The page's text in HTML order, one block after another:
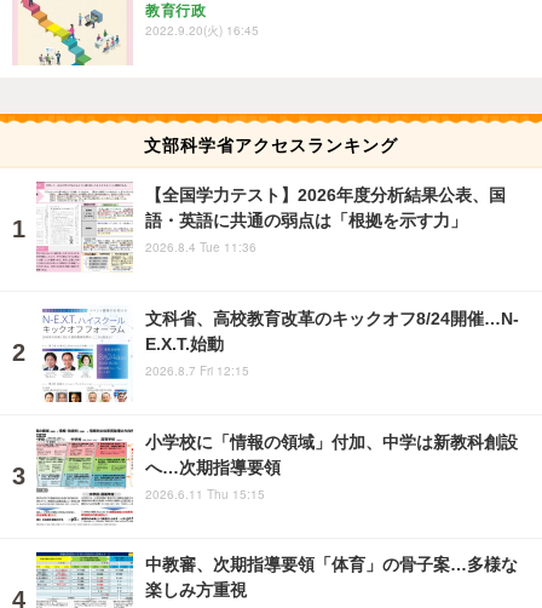
教育行政
2022.9.20(火) 16:45
文部科学省アクセスランキング
【全国学力テスト】2026年度分析結果公表、国
語・英語に共通の弱点は「根拠を示す力」
2026.8.4 Tue 11:36
文科省、高校教育改革のキックオフ8/24開催…N-
E.X.T.始動
2026.8.7 Fri 12:15
小学校に「情報の領域」付加、中学は新教科創設
へ…次期指導要領
2026.6.11 Thu 15:15
中教審、次期指導要領「体育」の骨子案…多様な
楽しみ方重視